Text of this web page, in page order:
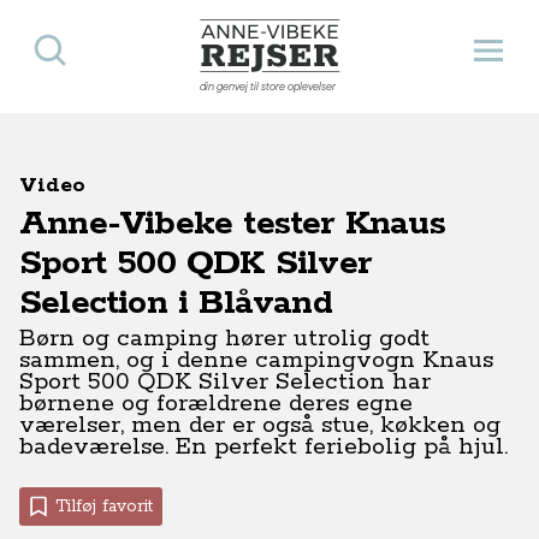
Anne-Vibeke Rejser
din genvej til store oplevelser
Åbn
Søg
Video
Anne-Vibeke tester Knaus
Sport 500 QDK Silver
Selection i Blåvand
Børn og camping hører utrolig godt
sammen, og i denne campingvogn Knaus
Sport 500 QDK Silver Selection har
børnene og forældrene deres egne
værelser, men der er også stue, køkken og
badeværelse. En perfekt feriebolig på hjul.
Tilføj favorit